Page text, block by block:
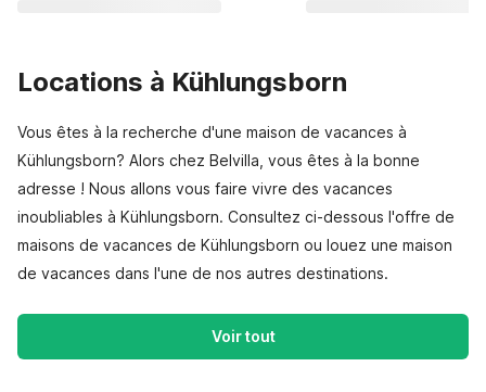
Locations à Kühlungsborn
Vous êtes à la recherche d'une maison de vacances à
Kühlungsborn? Alors chez Belvilla, vous êtes à la bonne
adresse ! Nous allons vous faire vivre des vacances
inoubliables à Kühlungsborn. Consultez ci-dessous l'offre de
maisons de vacances de Kühlungsborn ou louez une maison
de vacances dans l'une de nos autres destinations.
Voir tout